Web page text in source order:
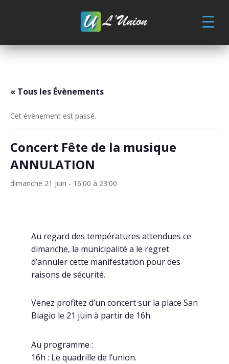
« Tous les Évènements
Cet évènement est passé.
Concert Fête de la musique
ANNULATION
dimanche 21 juin - 16:00 à 23:00
Au regard des températures attendues ce
dimanche, la municipalité a le regret
d’annuler cette manifestation pour des
raisons de sécurité.
Venez profitez d’un concert sur la place San
Biagio le 21 juin à partir de 16h.
Au programme :
16h : Le quadrille de l’union.